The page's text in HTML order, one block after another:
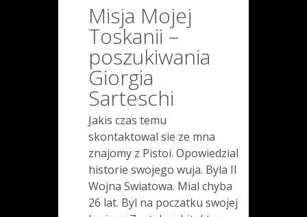
Misja Mojej
Toskanii –
poszukiwania
Giorgia
Sarteschi
Jakis czas temu
skontaktowal sie ze mna
znajomy z Pistoi. Opowiedzial
historie swojego wuja. Byla II
Wojna Swiatowa. Mial chyba
26 lat. Byl na poczatku swojej